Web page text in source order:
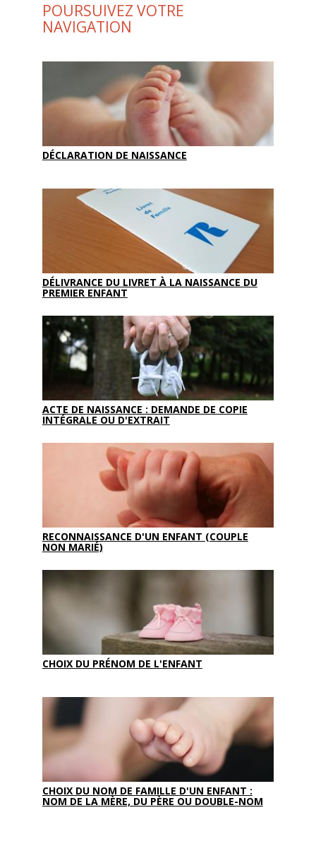
POURSUIVEZ VOTRE
NAVIGATION
DÉCLARATION DE NAISSANCE
DÉLIVRANCE DU LIVRET À LA NAISSANCE DU
PREMIER ENFANT
ACTE DE NAISSANCE : DEMANDE DE COPIE
INTÉGRALE OU D'EXTRAIT
RECONNAISSANCE D'UN ENFANT (COUPLE
NON MARIÉ)
CHOIX DU PRÉNOM DE L'ENFANT
CHOIX DU NOM DE FAMILLE D'UN ENFANT :
NOM DE LA MÈRE, DU PÈRE OU DOUBLE-NOM